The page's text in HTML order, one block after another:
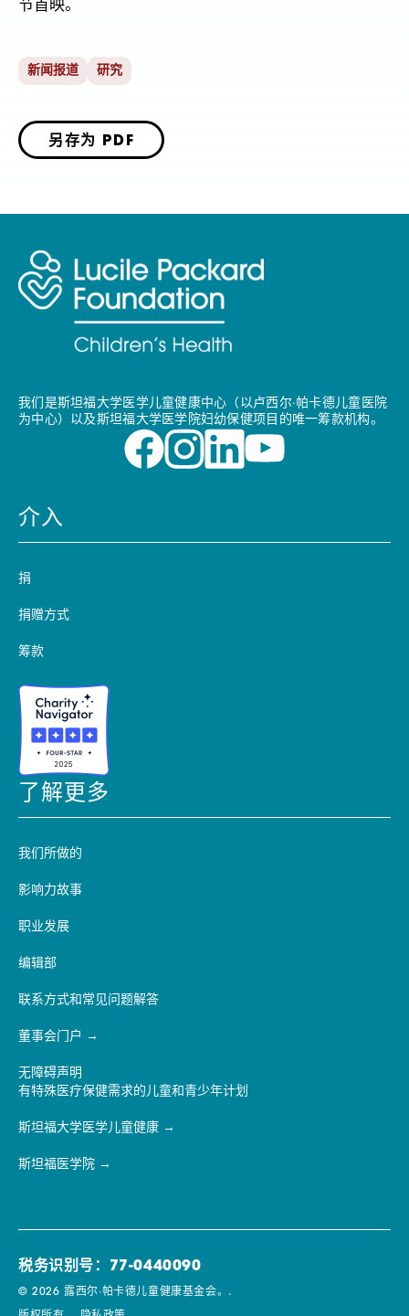
节首映。
新闻报道 研究
另存为 PDF
我们是斯坦福大学医学儿童健康中心（以卢西尔·帕卡德儿童医院
为中心）以及斯坦福大学医学院妇幼保健项目的唯一筹款机构。
介入
捐
捐赠方式
筹款
了解更多
我们所做的
影响力故事
职业发展
编辑部
联系方式和常见问题解答
董事会门户
无障碍声明
有特殊医疗保健需求的儿童和青少年计划
斯坦福大学医学儿童健康
斯坦福医学院
税务识别号：77-0440090
© 2026 露西尔·帕卡德儿童健康基金会。.